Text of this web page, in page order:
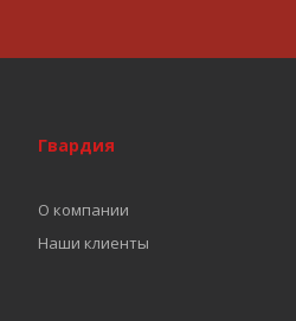
Гвардия
О компании
Наши клиенты